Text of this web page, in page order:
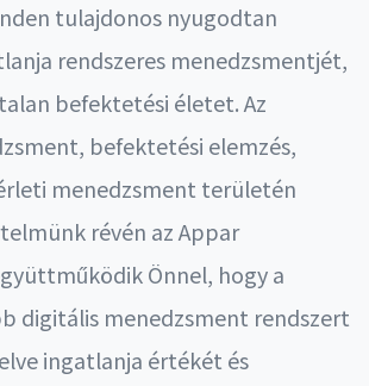
tulajdonos nyugodtan
rendszeres menedzsmentjét,
befektetési életet. Az
befektetési elemzés,
menedzsment területén
révén az Appar
Önnel, hogy a
digitális menedzsment rendszert
ingatlanja értékét és